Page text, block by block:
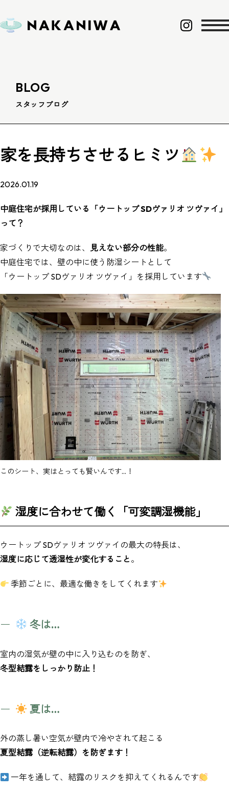
BLOG
スタッフブログ
家を長持ちさせるヒミツ
2026.01.19
中庭住宅が採用している「ウートップ SDヴァリオ ツヴァイ」
って？
家づくりで大切なのは、 見えない部分の性能。
中庭住宅では、壁の中に使う防湿シートとして
「ウートップ SDヴァリオ ツヴァイ」を採用しています
このシート、実はとっても賢いんです…！
湿度に合わせて働く「可変調湿機能」
ウートップ SDヴァリオ ツヴァイの最大の特長は、
湿度に応じて透湿性が変化すること 。
季節ごとに、最適な働きをしてくれます
冬は…
室内の湿気が壁の中に入り込むのを防ぎ、
冬型結露をしっかり防止！
夏は…
外の蒸し暑い空気が壁内で冷やされて起こる
夏型結露（逆転結露）を防ぎます！
一年を通して、結露のリスクを抑えてくれるんです